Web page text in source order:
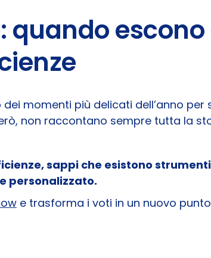
quando
momenti più delicati dell’anno
non raccontano sempre tutta la
sappi che esistono
personalizzato.
e trasforma i voti in un nuovo